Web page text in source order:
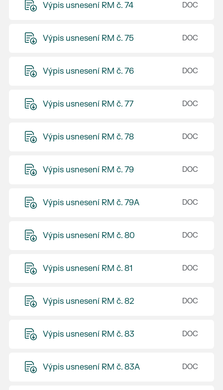
Výpis usnesení RM č. 74
Výpis usnesení RM č. 75
Výpis usnesení RM č. 76
Výpis usnesení RM č. 77
Výpis usnesení RM č. 78
Výpis usnesení RM č. 79
Výpis usnesení RM č. 79A
Výpis usnesení RM č. 80
Výpis usnesení RM č. 81
Výpis usnesení RM č. 82
Výpis usnesení RM č. 83
Výpis usnesení RM č. 83A